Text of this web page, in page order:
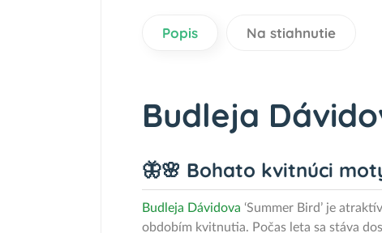
Popis Na stiahnutie
Budleja
🦋🌸 Bohato kvitnúci
Budleja Dávidova ‘Summer Bird’ je
obdobím kvitnutia. Počas leta sa stáva